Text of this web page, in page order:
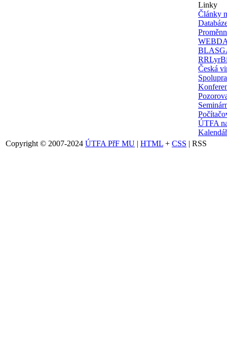
Linky
Články
Česká
ÚTFA
Copyright © 2007-2024 ÚTFA PřF MU | HTML + CSS | RSS